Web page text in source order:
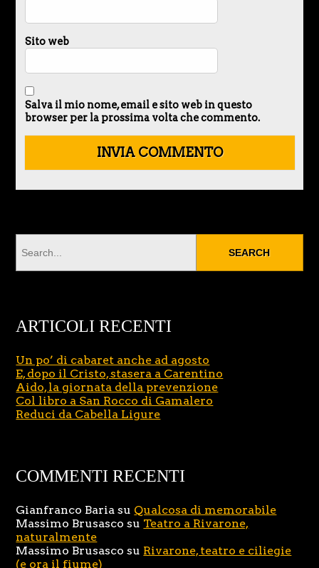
Sito web
Salva il mio nome, email e sito web in questo
browser per la prossima volta che commento.
ARTICOLI RECENTI
Un po’ di cabaret anche ad agosto
E, dopo il Cristo, stasera a Carentino
Aido, la giornata della prevenzione
Col libro a San Rocco di Gamalero
Reduci da Cabella Ligure
COMMENTI RECENTI
Gianfranco Baria su Qualcosa di memorabile
Massimo Brusasco su Teatro a Rivarone,
naturalmente
Massimo Brusasco su Rivarone, teatro e ciliegie
(e ora il fiume)